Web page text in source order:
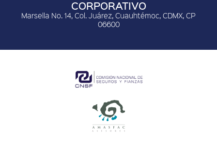
CORPORATIVO
Marsella No. 14, Col. Juárez, Cuauhtémoc, CDMX, CP
06600